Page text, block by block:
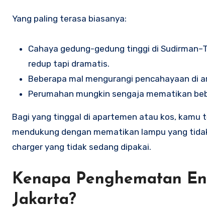
Yang paling terasa biasanya:
Cahaya gedung-gedung tinggi di
redup tapi dramatis.
Beberapa mal mengurangi pencahayaan di
Perumahan mungkin sengaja mematikan
Bagi yang tinggal di apartemen atau kos,
mendukung dengan mematikan lampu yang
charger yang tidak sedang dipakai.
Kenapa Penghematan
Jakarta?